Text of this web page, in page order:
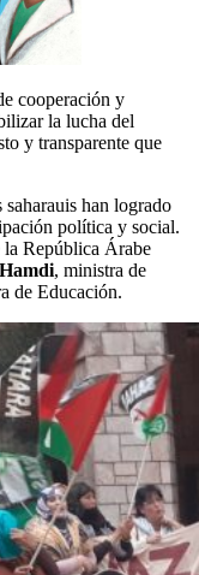
cooperación y
la lucha del
y transparente que
han logrado
política y social.
República Árabe
, ministra de
de Educación.